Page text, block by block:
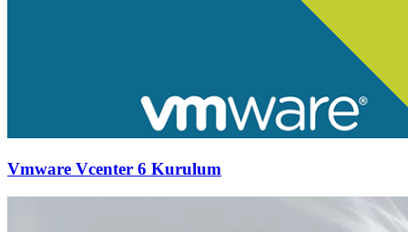
Vmware Vcenter 6 Kurulum